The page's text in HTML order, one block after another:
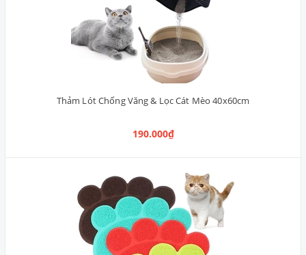
Thảm Lót Chống Văng & Lọc Cát Mèo 40x60cm
190.000₫